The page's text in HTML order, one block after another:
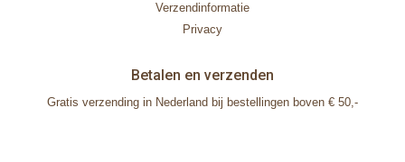
Verzendinformatie
Privacy
Betalen en verzenden
Gratis verzending in Nederland bij bestellingen boven € 50,-